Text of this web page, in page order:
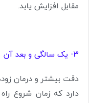
مقابل افزایش یابد.
3- یک سالگی و بعد آن
دقت بیشتر و درمان
دارد که زمان شروع